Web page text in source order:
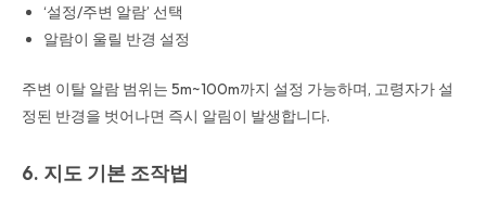
‘설정/주변 알람’ 선택
알람이 울릴 반경 설정
주변 이탈 알람 범위는 5m~100m까지 설정 가능하며, 고령자가 설
정된 반경을 벗어나면 즉시 알림이 발생합니다.
6. 지도 기본 조작법